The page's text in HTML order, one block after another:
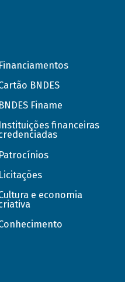
Financiamentos
BNDES
BNDES Finame
Instituições financeiras
Patrocínios
Licitações
e economia